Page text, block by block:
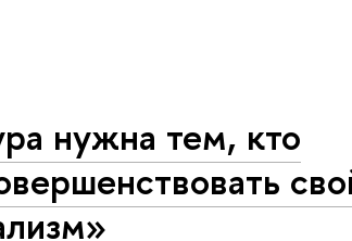
нужна тем, кто